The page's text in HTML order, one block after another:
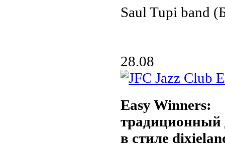
Saul Tupi band
28.08
Easy Winners:
традиционный
в стиле